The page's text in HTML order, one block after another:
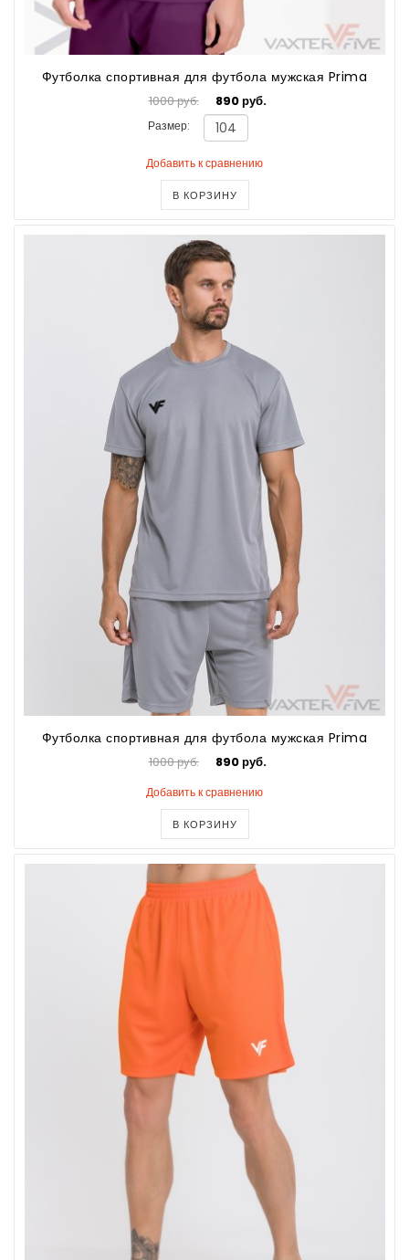
Футболка спортивная для футбола мужская Prima
1000 руб. 890 руб.
Размер:
Добавить к сравнению
В КОРЗИНУ
Футболка спортивная для футбола мужская Prima
1000 руб. 890 руб.
Добавить к сравнению
В КОРЗИНУ